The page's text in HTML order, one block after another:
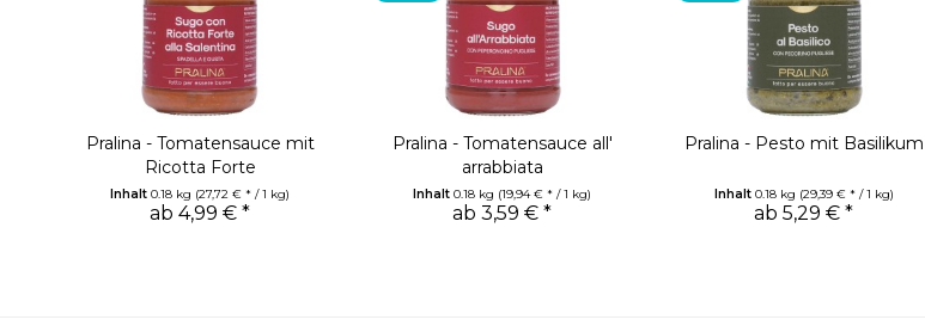
Pralina - Tomatensauce mit
Ricotta Forte
Inhalt0.18 kg (27,72 € * / 1 kg)
ab 4,99 € *
Pralina - Tomatensauce all'
arrabbiata
Inhalt0.18 kg (19,94 € * / 1 kg)
ab 3,59 € *
Pralina - Pesto mit Basilikum
Inhalt 0.18 kg (29,39 € * / 1 kg)
ab 5,29 € *